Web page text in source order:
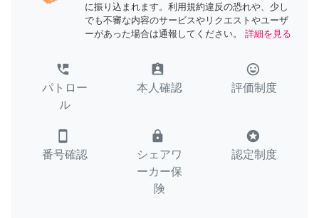
に振り込まれます。利用規約違反の恐れや、少し
でも不審な内容のサービスやリクエストやユーザ
ーがあった場合は通報してください。
詳細を見る
perm_phone_msg
パトロー
ル
assignment_ind
本人確認
tag_faces
評価制度
smartphone
番号確認
lock
シェアワ
ーカー保
険
stars
認定制度